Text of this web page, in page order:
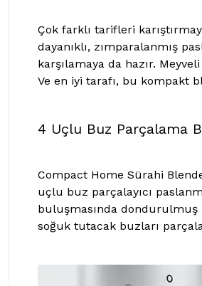
Çok farklı tarifleri
dayanıklı, zımparalanmış
karşılamaya da hazır.
Ve en iyi tarafı, bu kompakt
4 Uçlu Buz Parçalama
Compact Home Sürahi
uçlu buz parçalayıcı
buluşmasında dondurulmuş
soğuk tutacak buzları